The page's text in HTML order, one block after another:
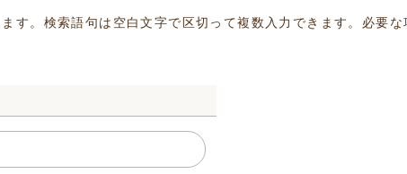
す。検索語句は空白文字で区切って複数入力できます。必要